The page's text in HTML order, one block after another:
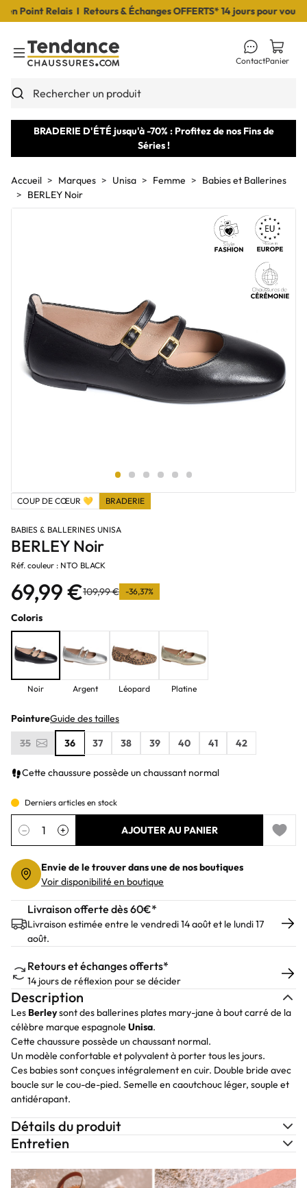
Point Relais I Retours & Échanges OFFERTS* 14 jours pour vous
Toggle Menu
Rechercher un produit
ContactPanier
BRADERIE D'ÉTÉ jusqu'à -70% : Profitez de nos Fins de
Séries !
Accueil Marques Unisa Femme
Babies et Ballerines
BERLEY Noir
COUP DE CŒUR 💛 BRADERIE
BABIES & BALLERINES UNISA
BERLEY Noir
Réf. couleur : NTO BLACK
69,99 €109,99 € -36,37%
Coloris
Noir Argent Léopard Platine
PointureGuide des tailles
35
36 37 38 39 40 41 42
Cette chaussure possède un chaussant normal
Derniers articles en stock
Quantité
− + AJOUTER AU PANIER
Add to
Envie de le trouver dans une de nos boutiques
Voir disponibilité en boutique
Livraison offerte dès 60€*
Livraison estimée entre le vendredi 14 août et le lundi 17
août.
Retours et échanges offerts*
14 jours de réflexion pour se décider
Description
Les Berleysont des ballerines plates mary-jane à bout carré de la
célèbre marque espagnole Unisa.
Cette chaussure possède un chaussant normal.
Un modèle confortable et polyvalent à porter tous les jours.
Ces babies sont conçues intégralement en cuir. Double bride avec
boucle sur le cou-de-pied. Semelle en caoutchouc léger, souple et
antidérapant.
Détails du produit
Entretien